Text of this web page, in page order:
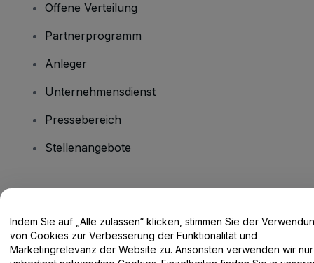
Offene Verteilung
Partnerprogramm
Anleger
Unternehmensdienst
Pressebereich
Stellenangebote
Hilfe-Center / Kontakt
Indem Sie auf „Alle zulassen“ klicken, stimmen Sie der
von Cookies zur Verbesserung der Funktionalität und
Marketingrelevanz der Website zu. Ansonsten verwenden wir nur